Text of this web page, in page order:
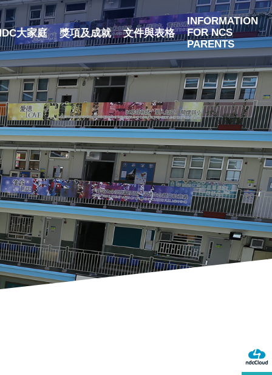
大家庭 獎項及成就 文件與表格
INFORMATION
FOR NCS
PARENTS